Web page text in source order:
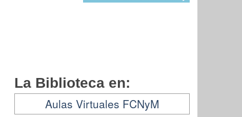
La Biblioteca en:
Aulas Virtuales FCNyM